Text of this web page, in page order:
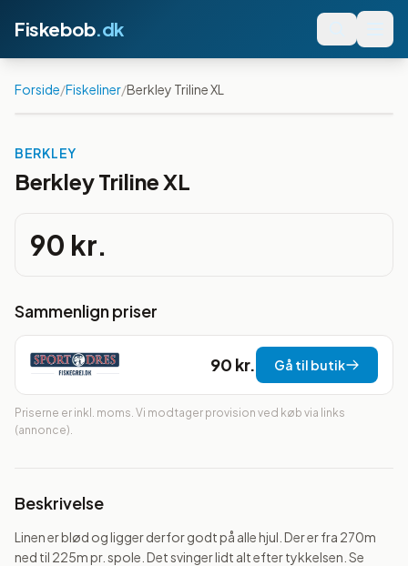
Fiskebob.dk
Forside/Fiskeliner/Berkley Triline XL
BERKLEY
Berkley Triline XL
90 kr.
Sammenlign priser
90 kr. Gå til butik
Priserne er inkl. moms. Vi modtager provision ved køb via links
(annonce).
Beskrivelse
Linen er blød og ligger derfor godt på alle hjul. Der er fra 270m
ned til 225m pr. spole. Det svinger lidt alt efter tykkelsen. Se